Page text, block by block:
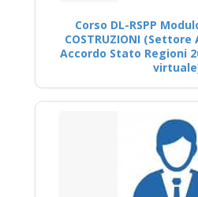
Corso DL-RSPP
COSTRUZIONI (Settore
Accordo Stato Regioni